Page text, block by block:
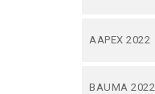
AAPEX 2022
BAUMA 2022